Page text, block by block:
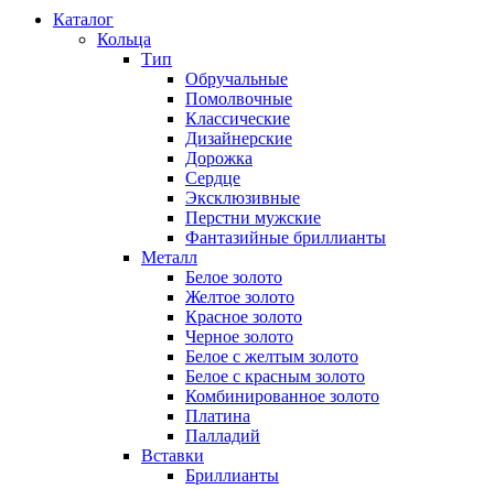
Каталог
Кольца
Тип
Обручальные
Помолвочные
Классические
Дизайнерские
Дорожка
Сердце
Эксклюзивные
Перстни мужские
Фантазийные бриллианты
Металл
Белое золото
Желтое золото
Красное золото
Черное золото
Белое с желтым золото
Белое с красным золото
Комбинированное золото
Платина
Палладий
Вставки
Бриллианты